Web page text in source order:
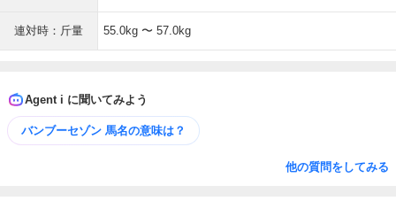
連対時：斤量 55.0kg 〜 57.0kg
Agent i に聞いてみよう
バンブーセゾン 馬名の意味は？
他の質問をしてみる